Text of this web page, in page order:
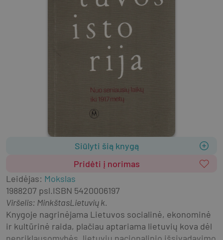
Siūlyti šią knygą
Pridėti į norimas
Leidėjas: Mokslas
1988207 psl.ISBN 5420006197
Viršelis: MinkštasLietuvių k.
Knygoje nagrinėjama Lietuvos socialinė, ekonominė
ir kultūrinė raida, plačiau aptariama lietuvių kova dėl
nepriklausomybės, lietuvių nacionalinio išsivadavimo